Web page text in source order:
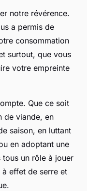
notre révérence.
a permis de
consommation
surtout, que vous
votre empreinte
Que ce soit
de viande, en
saison, en luttant
en adoptant une
tous un rôle à jouer
effet de serre et
.